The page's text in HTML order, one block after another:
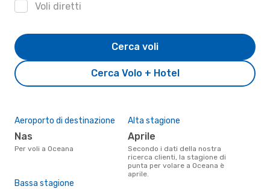
Voli diretti
Cerca Volo + Hotel
Cerca voli
Aeroporto di destinazione
Nas
Per voli a Oceana
Alta stagione
aprile
Secondo i dati della nostra
ricerca clienti, la stagione di
punta per volare a Oceana è
aprile.
Bassa stagione